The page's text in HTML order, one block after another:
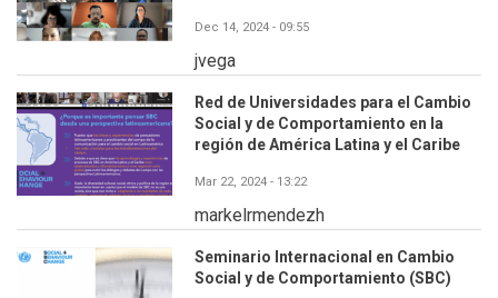
Dec 14, 2024 - 09:55
jvega
Red de Universidades para el Cambio
Social y de Comportamiento en la
región de América Latina y el Caribe
Mar 22, 2024 - 13:22
markelrmendezh
Seminario Internacional en Cambio
Social y de Comportamiento (SBC)